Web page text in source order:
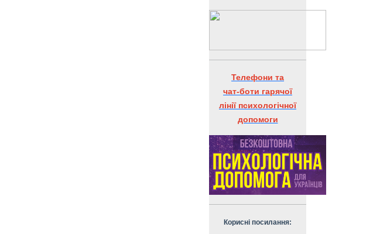
Телефони та
чат-боти гарячої
лінії психологічної
допомоги
Корисні посилання: